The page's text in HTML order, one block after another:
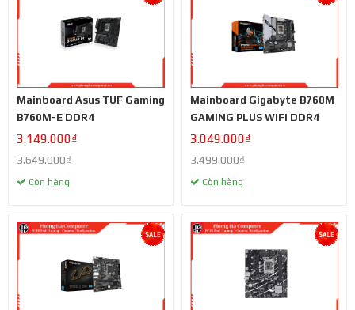
Mainboard Asus TUF Gaming
B760M-E DDR4
3.149.000₫
3.649.000₫
Còn hàng
Mainboard Gigabyte B760M
GAMING PLUS WIFI DDR4
3.049.000₫
3.499.000₫
Còn hàng